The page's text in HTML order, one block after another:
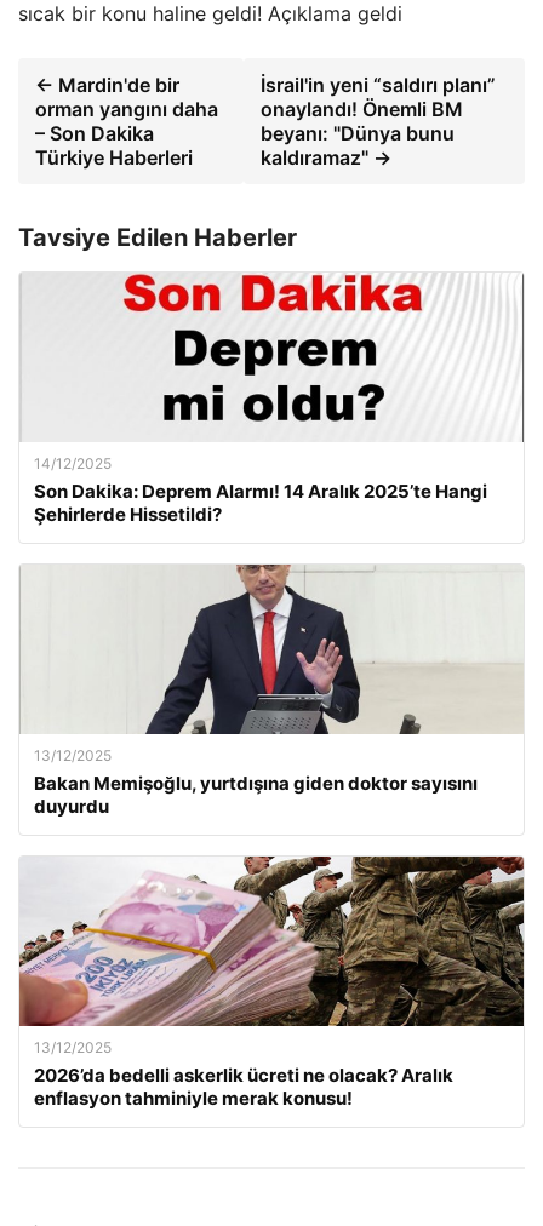
sıcak bir konu haline geldi! Açıklama geldi
← Mardin'de bir
orman yangını daha
– Son Dakika
Türkiye Haberleri
İsrail'in yeni “saldırı planı”
onaylandı! Önemli BM
beyanı: "Dünya bunu
kaldıramaz" →
Tavsiye Edilen Haberler
14/12/2025
Son Dakika: Deprem Alarmı! 14 Aralık 2025’te Hangi
Şehirlerde Hissetildi?
13/12/2025
Bakan Memişoğlu, yurtdışına giden doktor sayısını
duyurdu
13/12/2025
2026’da bedelli askerlik ücreti ne olacak? Aralık
enflasyon tahminiyle merak konusu!